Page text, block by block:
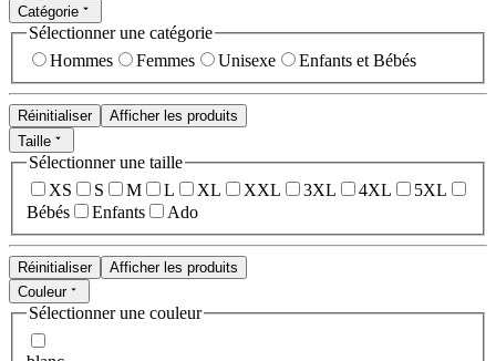
Catégorie
Sélectionner une catégorie
Hommes
Femmes Unisexe Enfants et Bébés
Réinitialiser
Afficher les produits
Taille
Sélectionner une taille
XS
S M L XL XXL 3XL 4XL
5XL
Bébés
Enfants Ado
Réinitialiser
Afficher les produits
Couleur
Sélectionner une couleur